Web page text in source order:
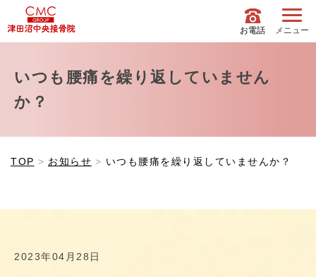
お電話 メニュー
いつも腰痛を繰り返していません
か？
TOP お知らせ いつも腰痛を繰り返していませんか？
2023年04月28日